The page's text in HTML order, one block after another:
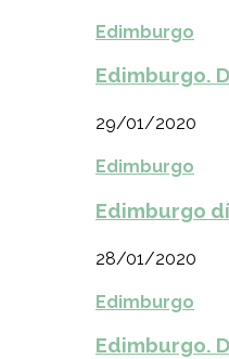
Edimburgo
Edimburgo.
29/01/2020
Edimburgo
Edimburgo
28/01/2020
Edimburgo
Edimburgo.